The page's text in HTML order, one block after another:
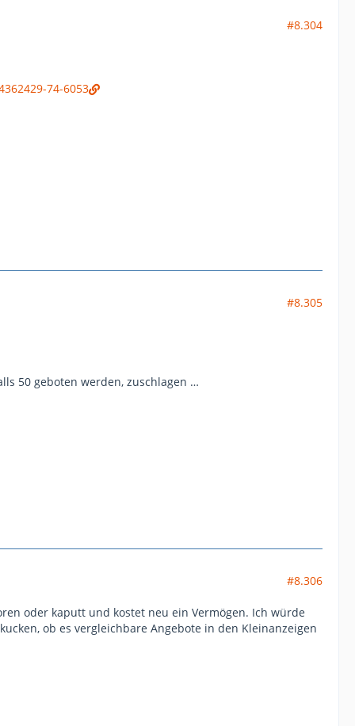
#8.304
74-6053
#8.305
50 geboten werden, zuschlagen …
#8.306
oder kaputt und kostet neu ein Vermögen. Ich würde
ob es vergleichbare Angebote in den Kleinanzeigen